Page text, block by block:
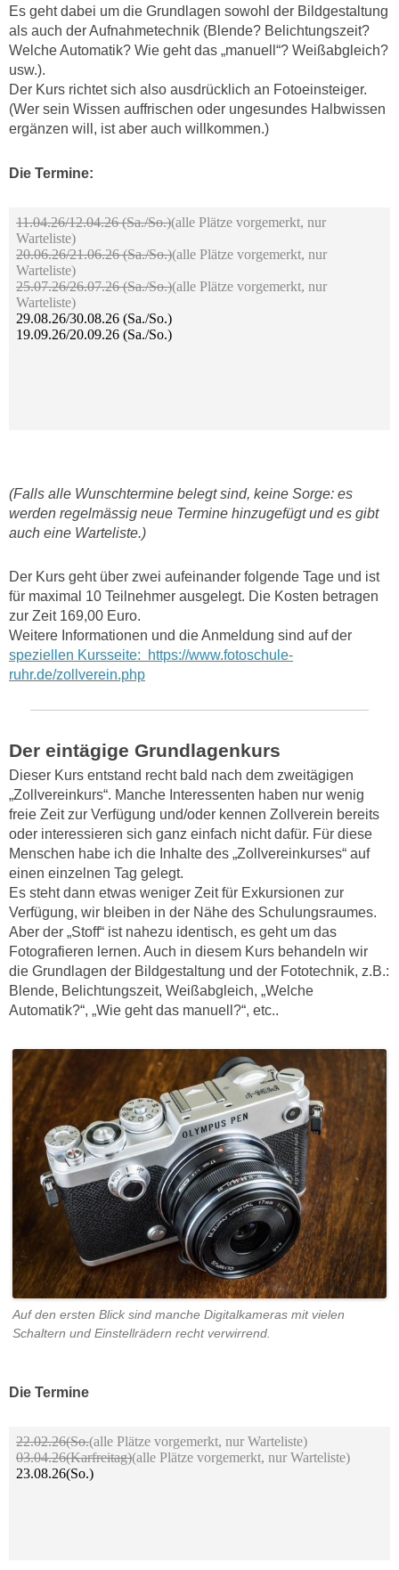
Es geht dabei um die Grundlagen sowohl der Bildgestaltung
als auch der Aufnahmetechnik (Blende? Belichtungszeit?
Welche Automatik? Wie geht das „manuell“? Weißabgleich?
usw.).
Der Kurs richtet sich also ausdrücklich an Fotoeinsteiger.
(Wer sein Wissen auffrischen oder ungesundes Halbwissen
ergänzen will, ist aber auch willkommen.)
Die Termine:
(Falls alle Wunschtermine belegt sind, keine Sorge: es
werden regelmässig neue Termine hinzugefügt und es gibt
auch eine Warteliste.)
Der Kurs geht über zwei aufeinander folgende Tage und ist
für maximal 10 Teilnehmer ausgelegt. Die Kosten betragen
zur Zeit 169,00 Euro.
Weitere Informationen und die Anmeldung sind auf der
speziellen Kursseite: https://www.fotoschule-
ruhr.de/zollverein.php
Der eintägige Grundlagenkurs
Dieser Kurs entstand recht bald nach dem zweitägigen
„Zollvereinkurs“. Manche Interessenten haben nur wenig
freie Zeit zur Verfügung und/oder kennen Zollverein bereits
oder interessieren sich ganz einfach nicht dafür. Für diese
Menschen habe ich die Inhalte des „Zollvereinkurses“ auf
einen einzelnen Tag gelegt.
Es steht dann etwas weniger Zeit für Exkursionen zur
Verfügung, wir bleiben in der Nähe des Schulungsraumes.
Aber der „Stoff“ ist nahezu identisch, es geht um das
Fotografieren lernen. Auch in diesem Kurs behandeln wir
die Grundlagen der Bildgestaltung und der Fototechnik, z.B.:
Blende, Belichtungszeit, Weißabgleich, „Welche
Automatik?“, „Wie geht das manuell?“, etc..
Auf den ersten Blick sind manche Digitalkameras mit vielen
Schaltern und Einstellrädern recht verwirrend.
Die Termine